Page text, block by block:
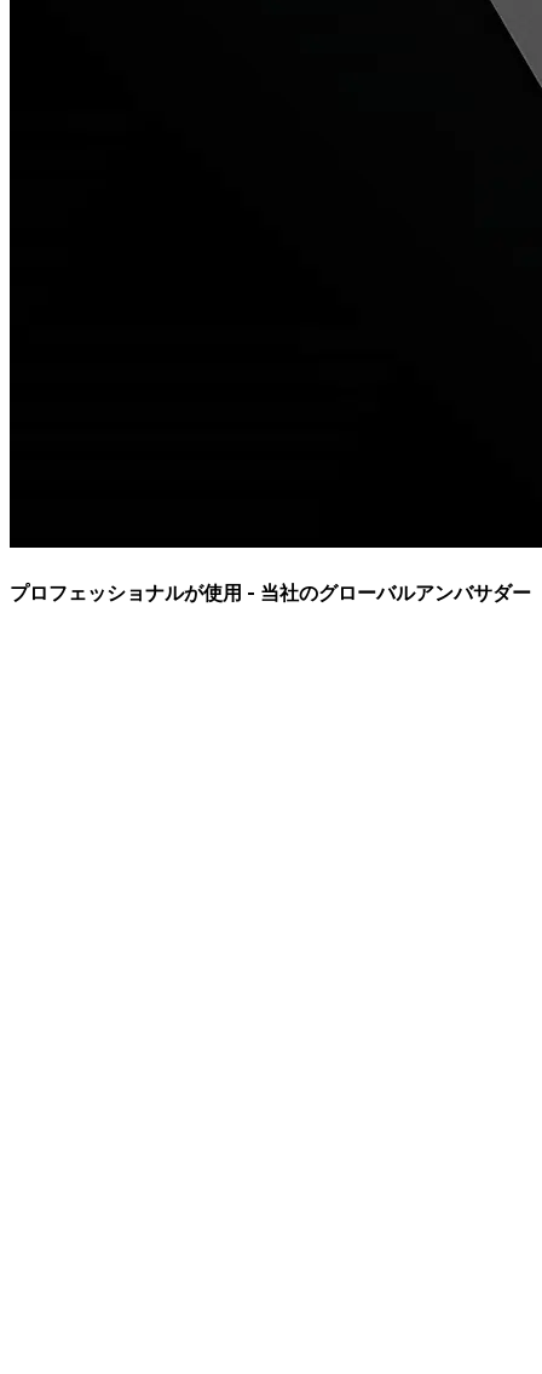
プロフェッショナルが使用 - 当社のグローバルアンバサダー